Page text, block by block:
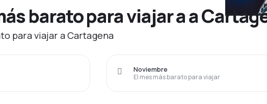
barato para viajar a a
para viajar a Cartagena
El mes más barato para viajar
Noviembre